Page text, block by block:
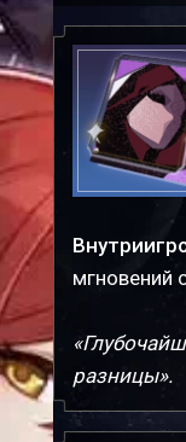
мгновений
разницы».